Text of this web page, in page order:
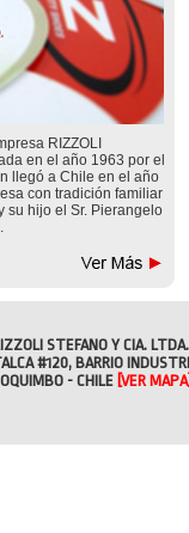
RIZZOLI
en el año 1963 por el
llegó a Chile en el año
con tradición familiar
su hijo el Sr. Pierangelo
STEFANO Y CIA. LTDA.
#120, BARRIO
- CHILE [VER